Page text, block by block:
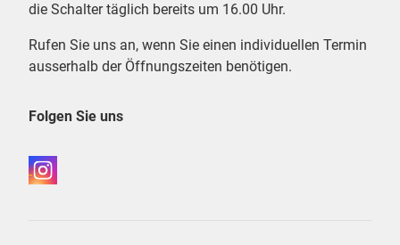
die Schalter täglich bereits um 16.00 Uhr.
Rufen Sie uns an, wenn Sie einen individuellen Termin
ausserhalb der Öffnungszeiten benötigen.
Folgen Sie uns